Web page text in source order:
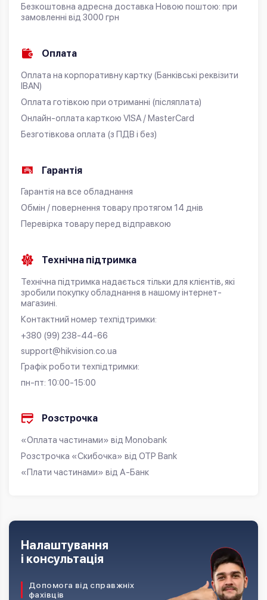
Безкоштовна адресна доставка Новою поштою: при
замовленні від 3000 грн
Оплата
Оплата на корпоративну картку (Банківські реквізити
IBAN)
Оплата готівкою при отриманні (післяплата)
Онлайн-оплата карткою VISA / MasterCard
Безготівкова оплата (з ПДВ і без)
Гарантія
Гарантія на все обладнання
Обмін / повернення товару протягом 14 днів
Перевірка товару перед відправкою
Технічна підтримка
Технічна підтримка надається тільки для клієнтів, які
зробили покупку обладнання в нашому інтернет-
магазині.
Контактний номер техпідтримки:
+380 (99) 238-44-66
support@hikvision.co.ua
Графік роботи техпідтримки:
пн-пт: 10:00-15:00
Розстрочка
«Оплата частинами» від Monobank
Розстрочка «Скибочка» від OTP Bank
«Плати частинами» від А-Банк
Допомога від справжніх
фахівців
Налаштування
і консультація